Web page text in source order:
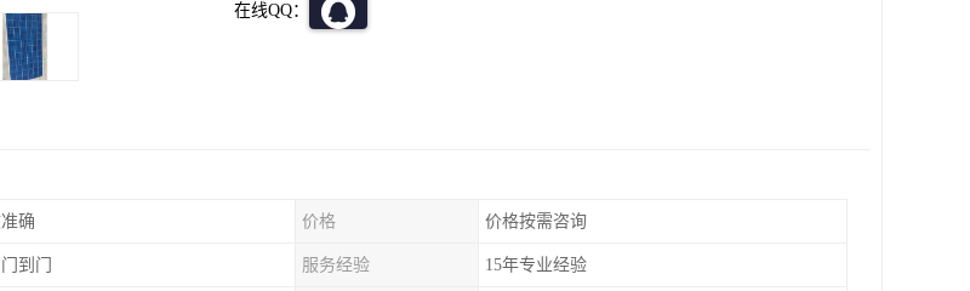
在线QQ：
确 价格 价格按需咨询
到门 服务经验 15年专业经验